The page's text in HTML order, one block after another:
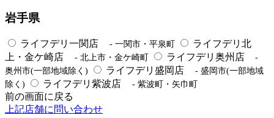
岩手県
ライフデリ一関店 - 一関市・平泉町
ライフデリ北
上・金ケ崎店
- 北上市・金ケ崎町 ライフデリ奥州店
-
奥州市(一部地域除く)
ライフデリ盛岡店
- 盛岡市(一部地域
除く)
ライフデリ紫波店 - 紫波町・矢巾町
前の画面に戻る
上記店舗に問い合わせ